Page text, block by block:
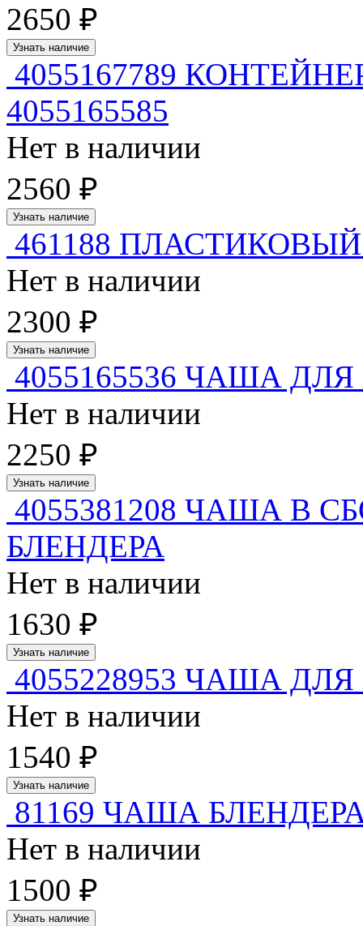
2650 ₽
Узнать наличие
4055167789
4055165585
Нет в наличии
2560 ₽
Узнать наличие
461188
Нет в наличии
2300 ₽
Узнать наличие
4055165536 ЧАША
Нет в наличии
2250 ₽
Узнать наличие
4055381208 ЧАША В
БЛЕНДЕРА
Нет в наличии
1630 ₽
Узнать наличие
4055228953 ЧАША
Нет в наличии
1540 ₽
Узнать наличие
81169 ЧАША БЛЕНДЕРА
Нет в наличии
1500 ₽
Узнать наличие